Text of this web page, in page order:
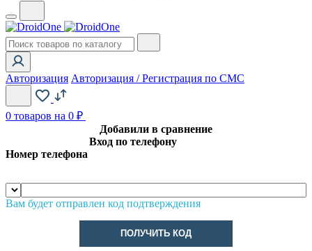
Авторизация Авторизация / Регистрация по СМС
0 товаров на 0 ₽
Добавили в сравнение
Вход по телефону
Номер телефона
Вам будет отправлен код подтверждения
ПОЛУЧИТЬ КОД